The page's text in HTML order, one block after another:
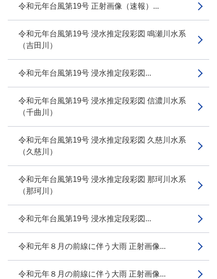
令和元年台風第19号 正射画像（速報）...
令和元年台風第19号 浸水推定段彩図 鳴瀬川水系
（吉田川）
令和元年台風第19号 浸水推定段彩図...
令和元年台風第19号 浸水推定段彩図 信濃川水系
（千曲川）
令和元年台風第19号 浸水推定段彩図 久慈川水系
（久慈川）
令和元年台風第19号 浸水推定段彩図 那珂川水系
（那珂川）
令和元年台風第19号 浸水推定段彩図...
令和元年８月の前線に伴う大雨 正射画像...
令和元年８月の前線に伴う大雨 正射画像...